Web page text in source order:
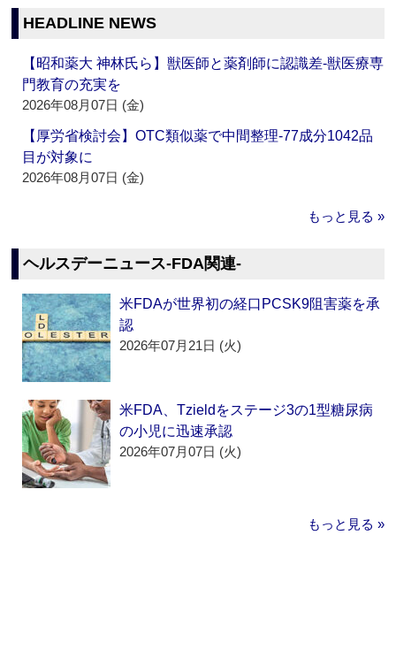
HEADLINE NEWS
【昭和薬大 神林氏ら】獣医師と薬剤師に認識差‐獣医療専
門教育の充実を
2026年08月07日 (金)
【厚労省検討会】OTC類似薬で中間整理‐77成分1042品
目が対象に
2026年08月07日 (金)
もっと見る »
ヘルスデーニュース‐FDA関連‐
米FDAが世界初の経口PCSK9阻害薬を承
認
2026年07月21日 (火)
米FDA、Tzieldをステージ3の1型糖尿病
の小児に迅速承認
2026年07月07日 (火)
もっと見る »